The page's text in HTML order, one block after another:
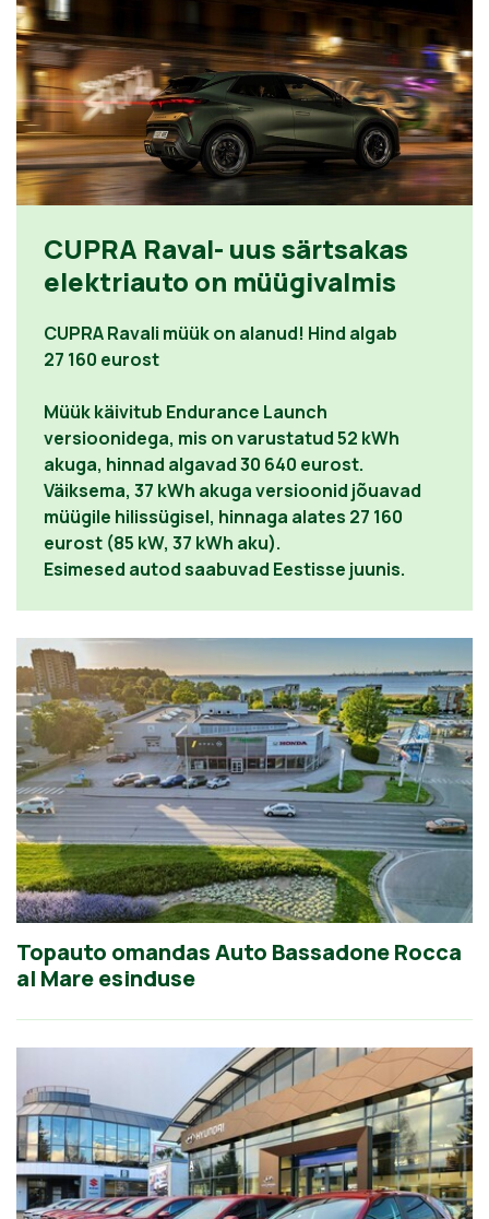
CUPRA Raval- uus särtsakas
elektriauto on müügivalmis
CUPRA Ravali müük on alanud! Hind algab
27 160 eurost
Müük käivitub Endurance Launch
versioonidega, mis on varustatud 52 kWh
akuga, hinnad algavad 30 640 eurost.
Väiksema, 37 kWh akuga versioonid jõuavad
müügile hilissügisel, hinnaga alates 27 160
eurost (85 kW, 37 kWh aku).
Esimesed autod saabuvad Eestisse juunis.
Topauto omandas Auto Bassadone Rocca
al Mare esinduse